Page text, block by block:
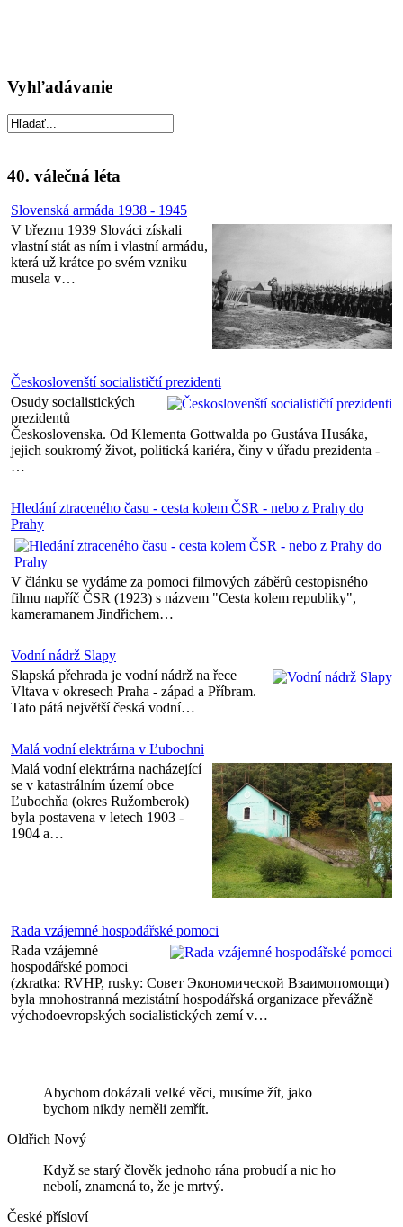
Vyhľadávanie
40. válečná léta
Slovenská armáda 1938 - 1945
V březnu 1939 Slováci získali
vlastní stát as ním i vlastní armádu,
která už krátce po svém vzniku
musela v…
Českoslovenští socialističtí prezidenti
Osudy socialistických
prezidentů
Československa. Od Klementa Gottwalda po Gustáva Husáka,
jejich soukromý život, politická kariéra, činy v úřadu prezidenta -
…
Hledání ztraceného času - cesta kolem ČSR - nebo z Prahy do
Prahy
V článku se vydáme za pomoci filmových záběrů cestopisného
filmu napříč ČSR (1923) s názvem "Cesta kolem republiky",
kameramanem Jindřichem…
Vodní nádrž Slapy
Slapská přehrada je vodní nádrž na řece
Vltava v okresech Praha - západ a Příbram.
Tato pátá největší česká vodní…
Malá vodní elektrárna v Ľubochni
Malá vodní elektrárna nacházející
se v katastrálním území obce
Ľubochňa (okres Ružomberok)
byla postavena v letech 1903 -
1904 a…
Rada vzájemné hospodářské pomoci
Rada vzájemné
hospodářské pomoci
(zkratka: RVHP, rusky: Совет Экономической Взаимопомощи)
byla mnohostranná mezistátní hospodářská organizace převážně
východoevropských socialistických zemí v…
Abychom dokázali velké věci, musíme žít, jako
bychom nikdy neměli zemřít.
Oldřich Nový
Když se starý člověk jednoho rána probudí a nic ho
nebolí, znamená to, že je mrtvý.
České přísloví